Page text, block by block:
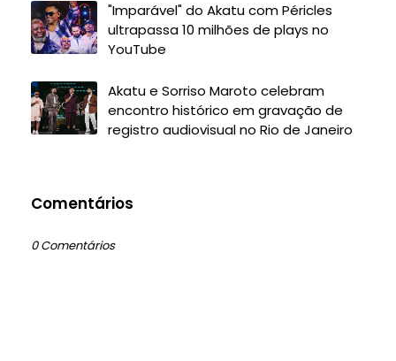
"Imparável" do Akatu com Péricles
ultrapassa 10 milhões de plays no
YouTube
Akatu e Sorriso Maroto celebram
encontro histórico em gravação de
registro audiovisual no Rio de Janeiro
Comentários
0 Comentários